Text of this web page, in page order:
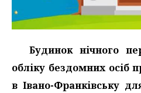
Будинок нічного
обліку бездомних осіб
в Івано-Франківську